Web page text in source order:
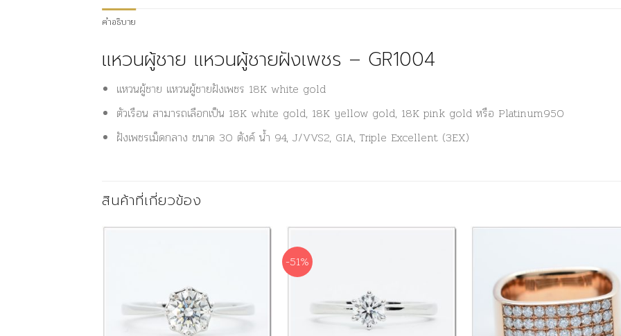
คำอธิบาย
แหวนผู้ชาย แหวนผู้ชายฝังเพชร – GR1004
แหวนผู้ชาย แหวนผู้ชายฝังเพชร 18K white gold
ตัวเรือน สามารถเลือกเป็น 18K white gold, 18K yellow gold, 18K pink gold หรือ Platinum950
ฝังเพชรเม็ดกลาง ขนาด 30 ตังค์ น้ำ 94, J/VVS2, GIA, Triple Excellent (3EX)
สินค้าที่เกี่ยวข้อง
-51%